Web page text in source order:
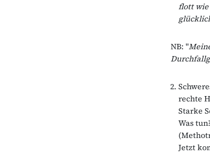
flott wie
NB: "
rechte
Starke
Was
Jetzt